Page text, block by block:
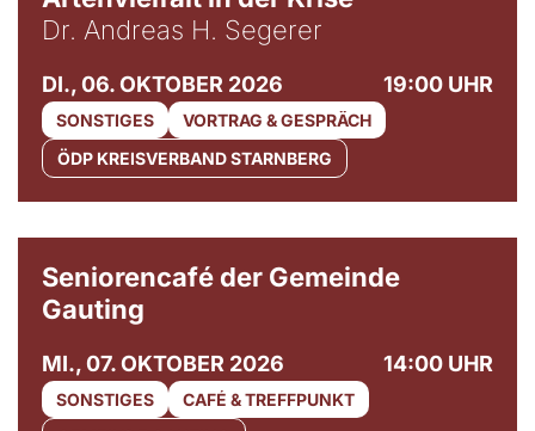
Dr. Andreas H. Segerer
DI., 06. OKTOBER 2026 19:00 UHR
SONSTIGES
VORTRAG & GESPRÄCH
ÖDP KREISVERBAND STARNBERG
Seniorencafé der Gemeinde
Gauting
MI., 07. OKTOBER 2026 14:00 UHR
SONSTIGES
CAFÉ & TREFFPUNKT